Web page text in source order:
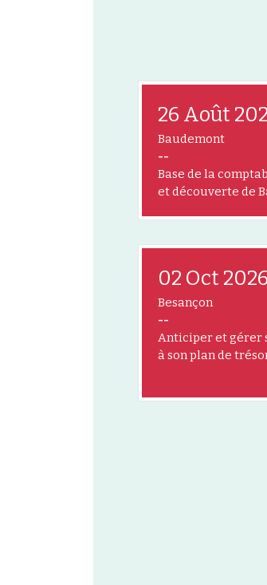
26 Août
Baudemont
--
Base de la
et découverte de
02 Oct 2026
Besançon
--
Anticiper et gérer
à son plan de